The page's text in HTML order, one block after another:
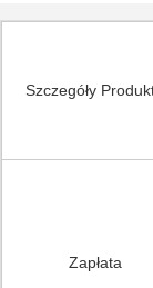
Szczegóły
Zapłata